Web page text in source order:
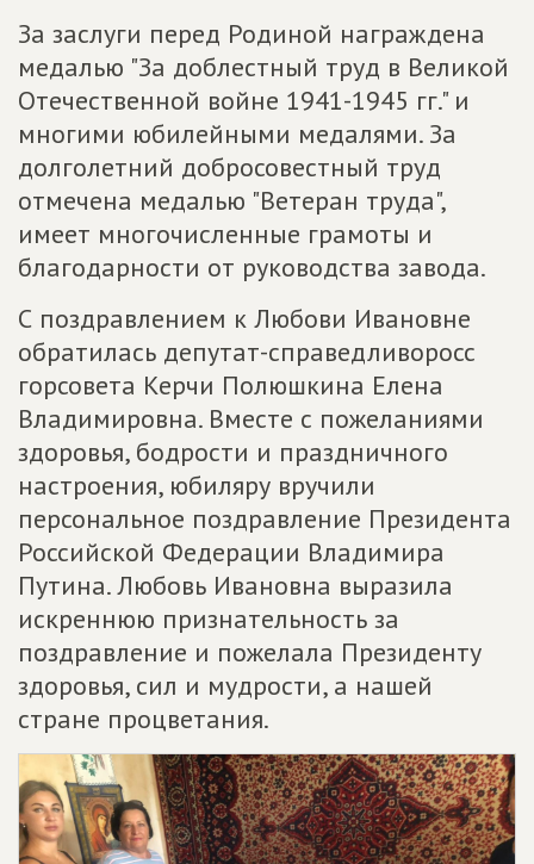
За заслуги перед Родиной награждена
медалью "За доблестный труд в Великой
Отечественной войне 1941-1945 гг." и
многими юбилейными медалями. За
долголетний добросовестный труд
отмечена медалью "Ветеран труда",
имеет многочисленные грамоты и
благодарности от руководства завода.
С поздравлением к Любови Ивановне
обратилась депутат-справедливоросс
горсовета Керчи Полюшкина Елена
Владимировна. Вместе с пожеланиями
здоровья, бодрости и праздничного
настроения, юбиляру вручили
персональное поздравление Президента
Российской Федерации Владимира
Путина. Любовь Ивановна выразила
искреннюю признательность за
поздравление и пожелала Президенту
здоровья, сил и мудрости, а нашей
стране процветания.